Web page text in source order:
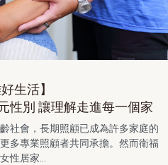
生活】
性別 讓理解走進每一個家
社會，長期照顧已成為許多家庭的
多專業照顧者共同承擔。然而衛福
性居家...